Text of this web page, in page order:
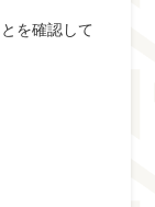
を確認して